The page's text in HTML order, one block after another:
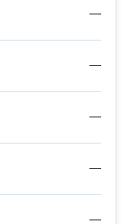
—
—
—
—
—